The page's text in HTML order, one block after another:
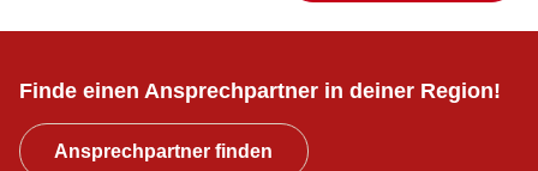
Lechnerstraße 2-4, 1030 Wien
Auf Karte anzeigen
Finde einen Ansprechpartner in deiner Region!
Ansprechpartner finden